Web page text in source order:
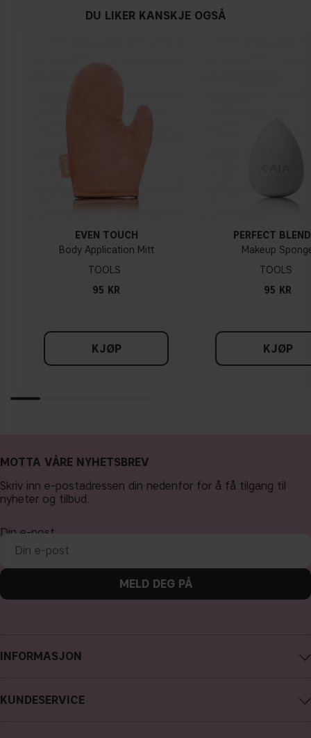
DU LIKER KANSKJE OGSÅ
EVEN TOUCH
Body Application Mitt
TOOLS
95 KR
KJØP
PERFECT
Makeup
TOOLS
95 KR
KJØP
INFORMASJON
KUNDESERVICE
MOTTA VÅRE NYHETSBREV
Skriv inn e-postadressen din nedenfor for å få tilgang til
nyheter og tilbud.
Din e-post
MELD DEG PÅ